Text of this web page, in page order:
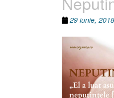
29 iunie, 2018